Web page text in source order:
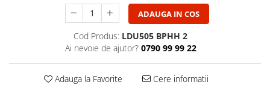
Interfete audio
ADAUGA IN COS
Cod Produs: LDU505 BPHH 2
Ai nevoie de ajutor? 0790 99 99 22
Adauga la Favorite Cere informatii